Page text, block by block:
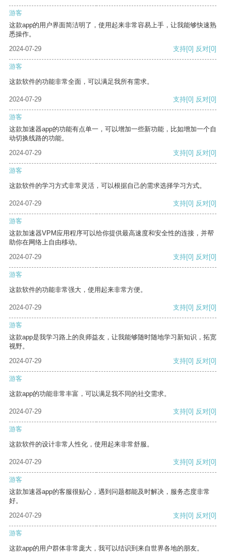
游客
这款app的用户界面简洁明了，使用起来非常容易上手，让我能够快速熟
悉操作。
2024-07-29
支持[0] 反对[0]
游客
这款软件的功能非常全面，可以满足我所有需求。
2024-07-29 支持[0] 反对[0]
游客
这款加速器app的功能有点单一，可以增加一些新功能，比如增加一个自
动切换线路的功能。
2024-07-29
支持[0] 反对[0]
游客
这款软件的学习方式非常灵活，可以根据自己的需求选择学习方式。
2024-07-29 支持[0] 反对[0]
游客
这款加速器VPM应用程序可以给你提供最高速度和安全性的连接，并帮
助你在网络上自由移动。
2024-07-29
支持[0] 反对[0]
游客
这款软件的功能非常强大，使用起来非常方便。
2024-07-29 支持[0] 反对[0]
游客
这款app是我学习路上的良师益友，让我能够随时随地学习新知识，拓宽
视野。
2024-07-29
支持[0] 反对[0]
游客
这款app的功能非常丰富，可以满足我不同的社交需求。
2024-07-29 支持[0] 反对[0]
游客
这款软件的设计非常人性化，使用起来非常舒服。
2024-07-29 支持[0] 反对[0]
游客
这款加速器app的客服很贴心，遇到问题都能及时解决，服务态度非常
好。
2024-07-29
支持[0] 反对[0]
游客
这款app的用户群体非常庞大，我可以结识到来自世界各地的朋友。